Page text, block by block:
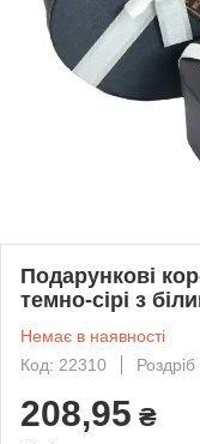
Подарункові
темно-сірі з
Немає в наявності
Код: 22310
Роздріб
208,95 ₴